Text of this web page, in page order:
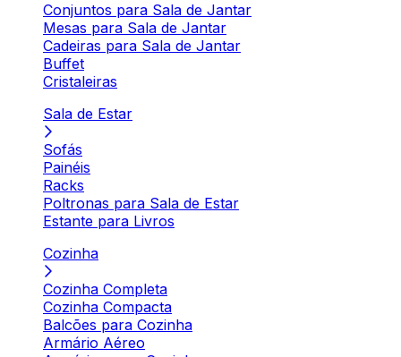
Conjuntos para Sala de Jantar
Mesas para Sala de Jantar
Cadeiras para Sala de Jantar
Buffet
Cristaleiras
Sala de Estar
Sofás
Painéis
Racks
Poltronas para Sala de Estar
Estante para Livros
Cozinha
Cozinha Completa
Cozinha Compacta
Balcões para Cozinha
Armário Aéreo